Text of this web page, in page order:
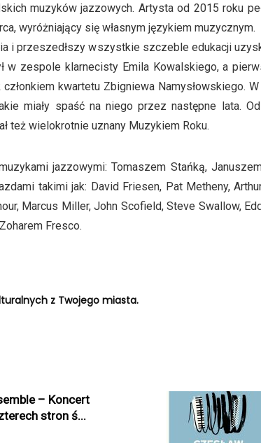
muzyków jazzowych. Artysta od 2015 roku
wyróżniający się własnym językiem muzycznym.
i przeszedłszy wszystkie szczeble edukacji
w zespole klarnecisty Emila Kowalskiego, a
kwartetu Zbigniewa Namysłowskiego.
miały spaść na niego przez następne lata.
też wielokrotnie uznany Muzykiem Roku.
jazzowymi: Tomaszem Stańką,
takimi jak: David Friesen, Pat Metheny,
Marcus Miller, John Scofield, Steve Swallow,
Fresco.
z Twojego miasta.
– Koncert
stron ś...